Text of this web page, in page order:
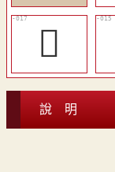
󴙾
說 明